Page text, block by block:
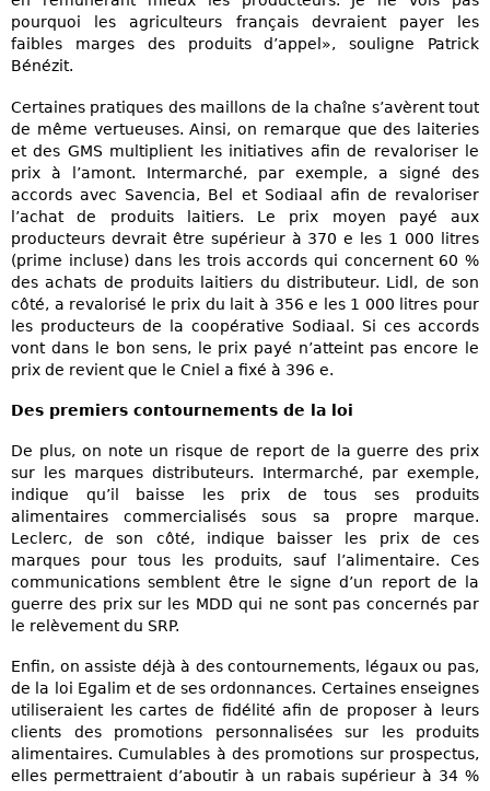
pourquoi les agriculteurs français devraient payer les
faibles marges des produits d’appel», souligne Patrick
Bénézit.
Certaines pratiques des maillons de la chaîne s’avèrent tout
de même vertueuses. Ainsi, on remarque que des laiteries
et des GMS multiplient les initiatives afin de revaloriser le
prix à l’amont. Intermarché, par exemple, a signé des
accords avec Savencia, Bel et Sodiaal afin de revaloriser
l’achat de produits laitiers. Le prix moyen payé aux
producteurs devrait être supérieur à 370 e les 1 000 litres
(prime incluse) dans les trois accords qui concernent 60 %
des achats de produits laitiers du distributeur. Lidl, de son
côté, a revalorisé le prix du lait à 356 e les 1 000 litres pour
les producteurs de la coopérative Sodiaal. Si ces accords
vont dans le bon sens, le prix payé n’atteint pas encore le
prix de revient que le Cniel a fixé à 396 e.
Des premiers contournements de la loi
De plus, on note un risque de report de la guerre des prix
sur les marques distributeurs. Intermarché, par exemple,
indique qu’il baisse les prix de tous ses produits
alimentaires commercialisés sous sa propre marque.
Leclerc, de son côté, indique baisser les prix de ces
marques pour tous les produits, sauf l’alimentaire. Ces
communications semblent être le signe d’un report de la
guerre des prix sur les MDD qui ne sont pas concernés par
le relèvement du SRP.
Enfin, on assiste déjà à des contournements, légaux ou pas,
de la loi Egalim et de ses ordonnances. Certaines enseignes
utiliseraient les cartes de fidélité afin de proposer à leurs
clients des promotions personnalisées sur les produits
alimentaires. Cumulables à des promotions sur prospectus,
elles permettraient d’aboutir à un rabais supérieur à 34 %